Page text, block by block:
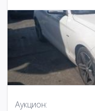
Аукцион: